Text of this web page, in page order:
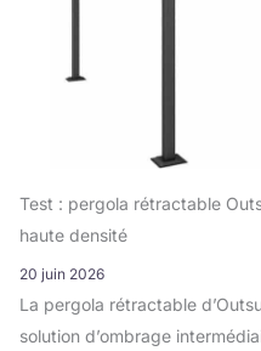
Test : pergola rétractable
haute densité
20 juin 2026
La pergola rétractable
solution d’ombrage